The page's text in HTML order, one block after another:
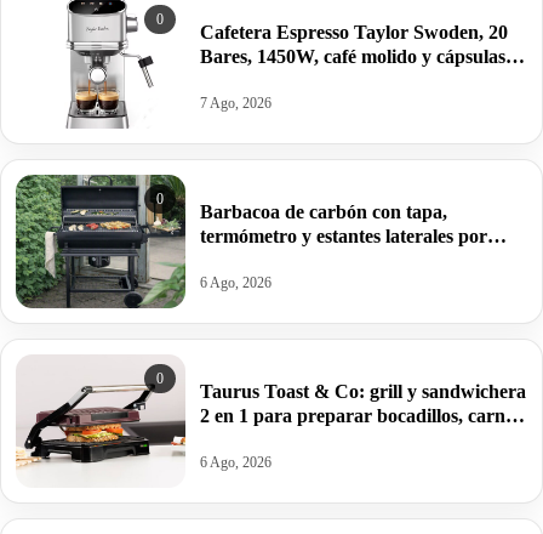
0
Cafetera Espresso Taylor Swoden, 20
Bares, 1450W, café molido y cápsulas
7 Ago, 2026
0
Barbacoa de carbón con tapa,
termómetro y estantes laterales por
6 Ago, 2026
0
Taurus Toast & Co: grill y sandwichera
2 en 1 para preparar bocadillos, carnes
6 Ago, 2026